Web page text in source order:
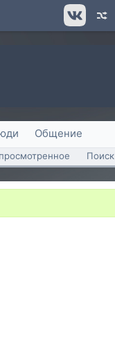
Общение
Поиск